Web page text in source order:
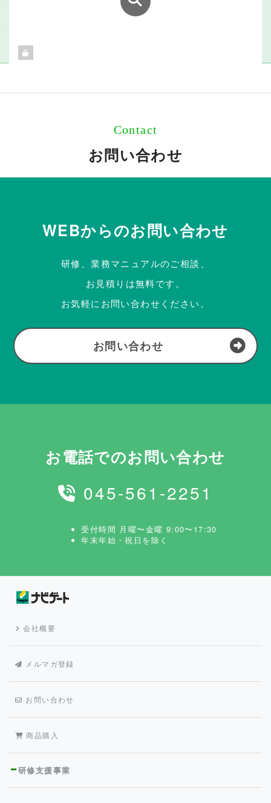
Contact
お問い合わせ
WEBからのお問い合わせ
研修、業務マニュアルのご相談、
お見積りは無料です。
お気軽にお問い合わせください。
お問い合わせ
お電話でのお問い合わせ
045-561-2251
受付時間 月曜〜金曜 9:00〜17:30
年末年始・祝日を除く
会社概要
メルマガ登録
お問い合わせ
商品購入
研修支援事業